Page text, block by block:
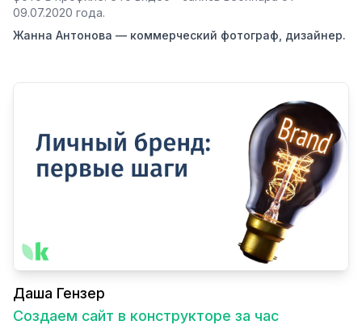
09.07.2020 года.
Жанна Антонова — коммерческий фотограф, дизайнер.
Даша Гензер
Создаем сайт в конструкторе за час